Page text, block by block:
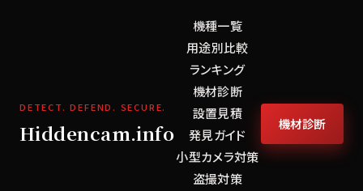
DETECT. DEFEND. SECURE.
Hiddencam.info
機種一覧
用途別比較
ランキング
機材診断
設置見積
発見ガイド
小型カメラ対策
盗撮対策
機材診断